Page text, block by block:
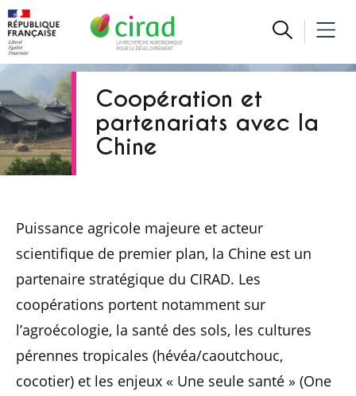
Coopération et
partenariats avec la
Chine
Puissance agricole majeure et acteur
scientifique de premier plan, la Chine est un
partenaire stratégique du CIRAD. Les
coopérations portent notamment sur
l’agroécologie, la santé des sols, les cultures
pérennes tropicales (hévéa/caoutchouc,
cocotier) et les enjeux « Une seule santé » (One